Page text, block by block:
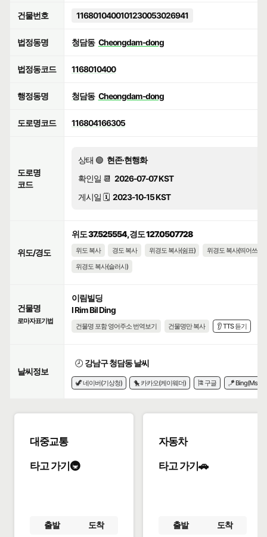
건물번호 1168010400101230053026941
법정동명 청담동 Cheongdam-dong
법정동코드 1168010400
행정동명 청담동 Cheongdam-dong
도로명코드 116804166305
도로명
코드
상태 🟢 현존·현행화
확인일 📆 2026-07-07 KST
게시일 🗓️ 2023-10-15 KST
위도/경도
위도 37.525554, 경도 127.0507728
위도 복사 경도 복사 위경도 복사(쉼표)
위경도 복사(띄어쓰기)
위경도 복사(슬러시)
건물명
로마자표기법
이림빌딩
I Rim Bil Ding
건물명 포함 영어주소 번역보기 건물명만 복사 👂 TTS 듣기
날씨정보
🕗 강남구 청담동 날씨
🦖 네이버(기상청) 🐤 카카오(케이웨더) 🎏 구글 🪁 Bing(Msn)
대중교통
타고 가기🚇
출발 도착
자동차
타고 가기🚗
출발 도착